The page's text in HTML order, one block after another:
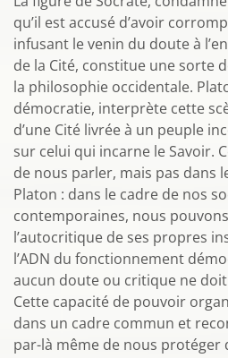
qu’il est accusé d’avoir
infusant le venin du doute à
de la Cité, constitue une sorte
la philosophie occidentale.
démocratie, interprète cette
d’une Cité livrée à un peuple
sur celui qui incarne le Savoir.
de nous parler, mais pas dans
Platon : dans le cadre de nos
contemporaines, nous
l’autocritique de ses propres
l’ADN du fonctionnement
aucun doute ou critique ne
Cette capacité de pouvoir
dans un cadre commun et
par-là même de nous protéger